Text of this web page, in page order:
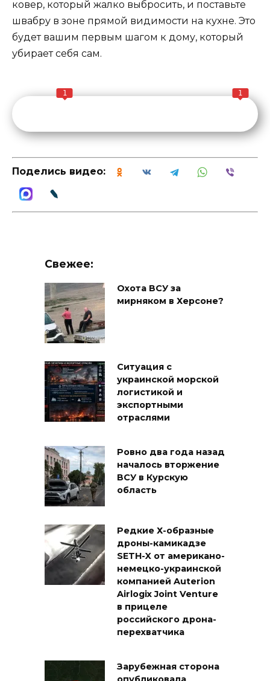
ковер, который жалко выбросить, и поставьте
швабру в зоне прямой видимости на кухне. Это
будет вашим первым шагом к дому, который
убирает себя сам.
1 1
Поделись видео:
Свежее:
Охота ВСУ за
мирняком в Херсоне?
Ситуация с
украинской морской
логистикой и
экспортными
отраслями
Ровно два года назад
началось вторжение
ВСУ в Курскую
область
Редкие Х-образные
дроны-камикадзе
SETH-X от американо-
немецко-украинской
компанией Auterion
Airlogix Joint Venture
в прицеле
российского дрона-
перехватчика
Зарубежная сторона